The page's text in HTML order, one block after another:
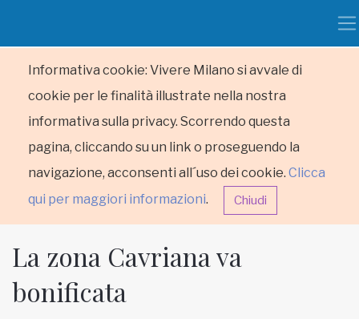
Informativa cookie: Vivere Milano si avvale di
cookie per le finalità illustrate nella nostra
informativa sulla privacy. Scorrendo questa
pagina, cliccando su un link o proseguendo la
navigazione, acconsenti all´uso dei cookie. Clicca
qui per maggiori informazioni. Chiudi
La zona Cavriana va
bonificata